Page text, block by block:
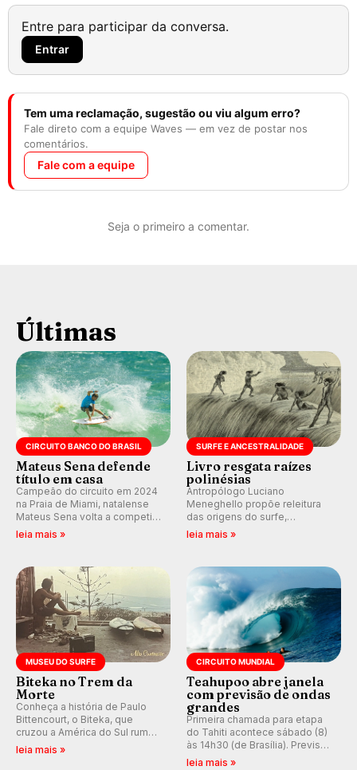
Entre para participar da conversa.
Entrar
Tem uma reclamação, sugestão ou viu algum erro?
Fale direto com a equipe Waves — em vez de postar nos
comentários.
Fale com a equipe
Seja o primeiro a comentar.
Últimas
CIRCUITO BANCO DO BRASIL
Mateus Sena defende
título em casa
Campeão do circuito em 2024
na Praia de Miami, natalense
Mateus Sena volta a competir
em casa em busca de manter a
leia mais »
SURFE E ANCESTRALIDADE
Livro resgata raízes
polinésias
Antropólogo Luciano
Meneghello propõe releitura
das origens do surfe,
resgatando a cultura polinésia
prática em esporte e indústria.
leia mais »
MUSEU DO SURFE
Biteka no Trem da
Morte
Conheça a história de Paulo
Bittencourt, o Biteka, que
cruzou a América do Sul rumo
ao Pacífico em uma jornada
leia mais »
CIRCUITO MUNDIAL
Teahupoo abre janela
com previsão de ondas
grandes
Primeira chamada para etapa
do Tahiti acontece sábado (8)
às 14h30 (de Brasília). Previsão
indica swell consistente.
leia mais »